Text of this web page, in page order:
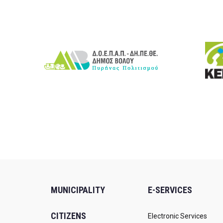
MUNICIPALITY
CITIZENS
E-SERVICES
Electronic Services